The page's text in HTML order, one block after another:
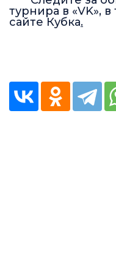
турнира в «VK», в
сайте Кубка.